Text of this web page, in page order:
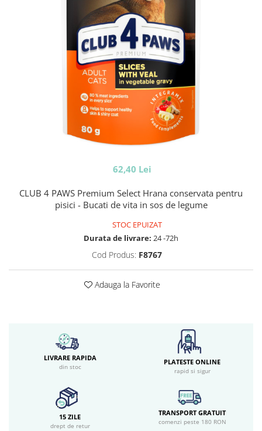
62,40 Lei
CLUB 4 PAWS Premium Select Hrana conservata pentru
pisici - Bucati de vita in sos de legume
STOC EPUIZAT
Durata de livrare: 24 -72h
Cod Produs: F8767
Adauga la Favorite
LIVRARE RAPIDA
din stoc
PLATESTE ONLINE
rapid si sigur
15 ZILE
drept de retur
TRANSPORT GRATUIT
comenzi peste 180 RON